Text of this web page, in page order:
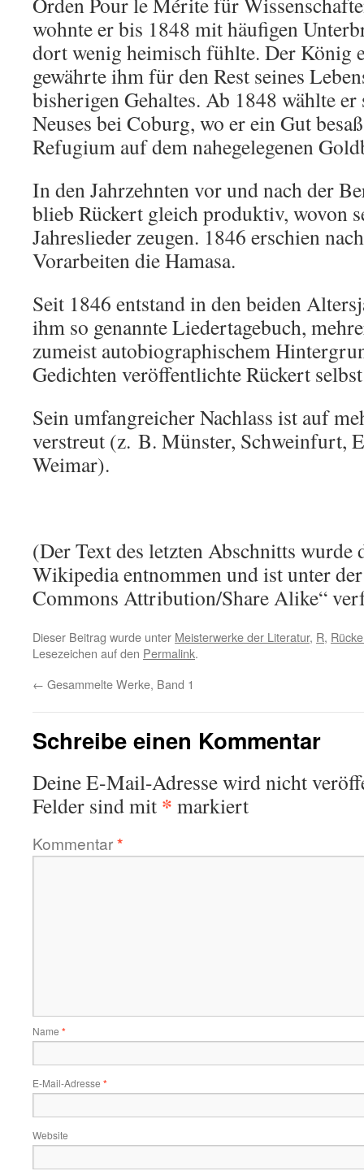
wohnte er bis 1848 mit häufigen
dort wenig heimisch fühlte. Der König
gewährte ihm für den Rest seines
bisherigen Gehaltes. Ab 1848 wählte
Neuses bei Coburg, wo er ein Gut
Refugium auf dem nahegelegenen
In den Jahrzehnten vor und nach der
blieb Rückert gleich produktiv, wovon
Jahreslieder zeugen. 1846 erschien
Vorarbeiten die Hamasa.
Seit 1846 entstand in den beiden
ihm so genannte Liedertagebuch,
zumeist autobiographischem
Gedichten veröffentlichte Rückert
Sein umfangreicher Nachlass ist auf
verstreut (z. B. Münster, Schweinfurt,
Weimar).
(Der Text des letzten Abschnitts wurde
Wikipedia entnommen und ist unter
Commons Attribution/Share Alike“
Dieser Beitrag wurde unter Meisterwerke der Literatur, R,
Lesezeichen auf den Permalink.
← Gesammelte Werke, Band 1
Schreibe einen Kommentar
Deine E-Mail-Adresse wird nicht
Felder sind mit * markiert
Kommentar*
Name *
E-Mail-Adresse *
Website